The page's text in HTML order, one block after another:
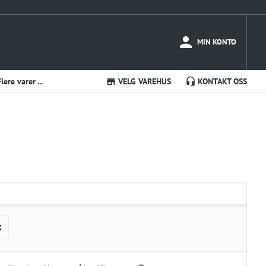
MIN KONTO
varer ... VELG VAREHUS KONTAKT OSS